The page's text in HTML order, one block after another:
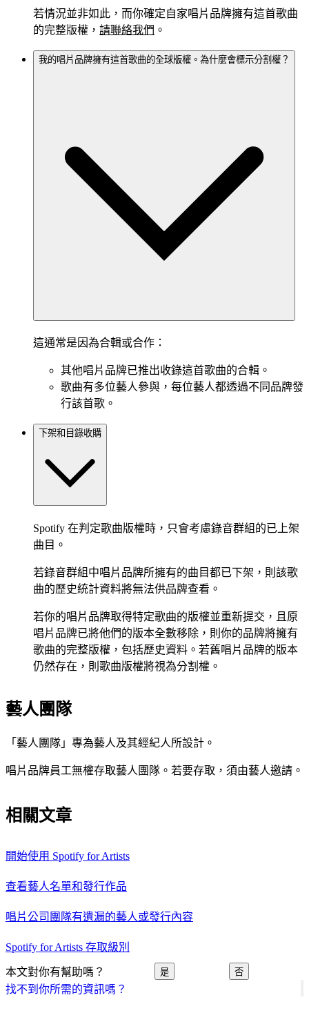
找不到你所需的資訊嗎？
若情況並非如此，而你確定自家唱片品牌擁有這首歌曲
的完整版權， 請聯絡我們 。
我的唱片品牌擁有這首歌曲的全球版權。為什麼會標示分割權？
這通常是因為合輯或合作：
其他唱片品牌已推出收錄這首歌曲的合輯。
歌曲有多位藝人參與，每位藝人都透過不同品牌發
行該首歌。
下架和目錄收購
Spotify 在判定歌曲版權時，只會考慮錄音群組的已上架
曲目。
若錄音群組中唱片品牌所擁有的曲目都已下架，則該歌
曲的歷史統計資料將無法供品牌查看。
若你的唱片品牌取得特定歌曲的版權並重新提交，且原
唱片品牌已將他們的版本全數移除，則你的品牌將擁有
歌曲的完整版權，包括歷史資料。若舊唱片品牌的版本
仍然存在，則歌曲版權將視為分割權。
藝人團隊
「藝人團隊」專為藝人及其經紀人所設計。
唱片品牌員工無權存取藝人團隊。若要存取，須由藝人邀請。
相關文章
開始使用 Spotify for Artists
查看藝人名單和發行作品
唱片公司團隊有遺漏的藝人或發行內容
Spotify for Artists 存取級別
本文對你有幫助嗎？ 是 否